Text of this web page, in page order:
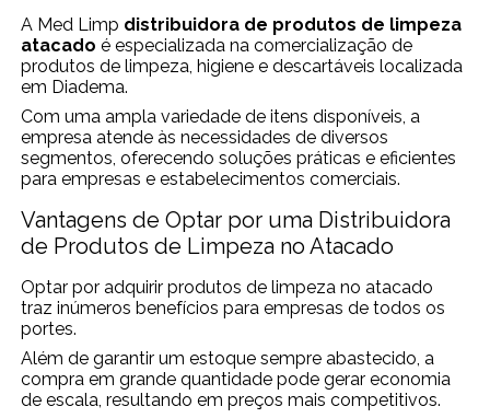
A Med Limp distribuidora de produtos de limpeza
atacado é especializada na comercialização de
produtos de limpeza, higiene e descartáveis localizada
em Diadema.
Com uma ampla variedade de itens disponíveis, a
empresa atende às necessidades de diversos
segmentos, oferecendo soluções práticas e eficientes
para empresas e estabelecimentos comerciais.
Vantagens de Optar por uma Distribuidora
de Produtos de Limpeza no Atacado
Optar por adquirir produtos de limpeza no atacado
traz inúmeros benefícios para empresas de todos os
portes.
Além de garantir um estoque sempre abastecido, a
compra em grande quantidade pode gerar economia
de escala, resultando em preços mais competitivos.